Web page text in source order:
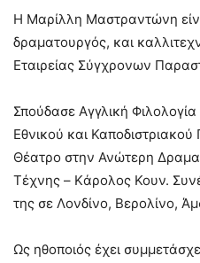
Η Mαρίλλη Mαστραντώνη
δραματουργός, και
Εταιρείας Σύγχρονων
Σπούδασε Αγγλική
Εθνικού και
Θέατρο στην Ανώτερη
Τέχνης – Kάρολος Koυν.
της σε Λονδίνο, Βερολίνο,
Ως ηθοποιός έχει